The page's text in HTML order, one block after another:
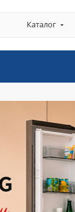
Каталог